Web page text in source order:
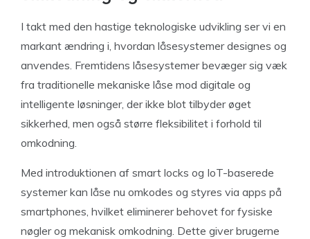
I takt med den hastige teknologiske udvikling ser vi en
markant ændring i, hvordan låsesystemer designes og
anvendes. Fremtidens låsesystemer bevæger sig væk
fra traditionelle mekaniske låse mod digitale og
intelligente løsninger, der ikke blot tilbyder øget
sikkerhed, men også større fleksibilitet i forhold til
omkodning.
Med introduktionen af smart locks og IoT-baserede
systemer kan låse nu omkodes og styres via apps på
smartphones, hvilket eliminerer behovet for fysiske
nøgler og mekanisk omkodning. Dette giver brugerne